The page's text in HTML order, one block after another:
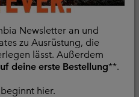
Newsletter an und
zu Ausrüstung, die
lässt. Außerdem
deine erste Bestellung**.
hier.
Chill Creek™ gewebtes
T-Shirt für Männer
Schweißaufnahme
Minimum sale price:
42,00 €-